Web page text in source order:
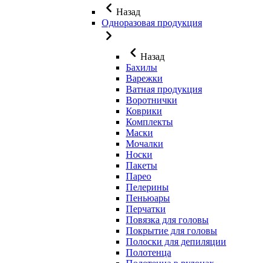
Назад
Одноразовая продукция
Назад
Бахилы
Варежки
Ватная продукция
Воротнички
Коврики
Комплекты
Маски
Мочалки
Носки
Пакеты
Парео
Пелерины
Пеньюары
Перчатки
Повязка для головы
Покрытие для головы
Полоски для депиляции
Полотенца